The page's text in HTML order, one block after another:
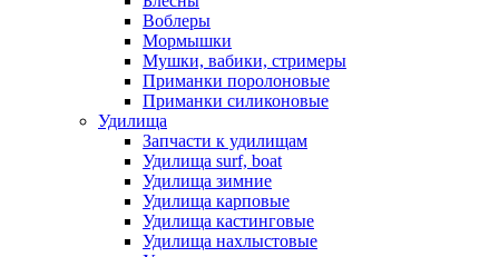
Воблеры
Мормышки
Мушки, вабики, стримеры
Приманки поролоновые
Приманки силиконовые
Удилища
Запчасти к удилищам
Удилища surf, boat
Удилища зимние
Удилища карповые
Удилища кастинговые
Удилища нахлыстовые